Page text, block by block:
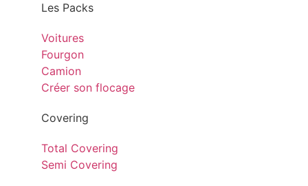
Les Packs
Voitures
Fourgon
Camion
Créer son flocage
Covering
Total Covering
Semi Covering